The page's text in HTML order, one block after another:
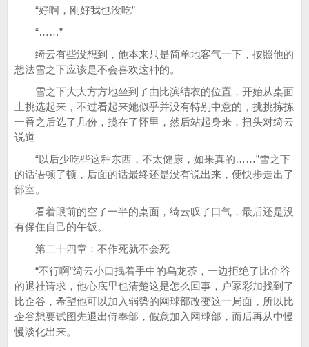
“好啊，刚好我也没吃”
“……”
绮云有些没想到，他本来只是简单地客气一下，按照他的
想法雪之下应该是不会喜欢这种的。
雪之下大大方方地坐到了由比滨结衣的位置，开始从桌面
上挑选起来，不过看起来她似乎并没有特别中意的，挑挑拣拣
一番之后选了几份，揽在了怀里，然后站起身来，扭头对绮云
说道
“以后少吃些这种东西，不太健康，如果真的……”雪之下
的话语顿了顿，后面的话最终还是没有说出来，便快步走出了
部室。
看着眼前的空了一半的桌面，绮云叹了口气，最后还是没
有保住自己的午饭。
第二十四章：不作死就不会死
“不行啊”绮云小口抿着手中的乌龙茶，一边拒绝了比企谷
的退社请求，他心底里也清楚这是怎么回事，户冢彩加找到了
比企谷，希望他可以加入弱势的网球部改变这一局面，所以比
企谷想要试图先退出侍奉部，假意加入网球部，而后再从中慢
慢淡化出来。